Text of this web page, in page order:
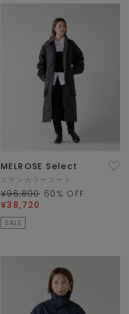
MELROSE Select
ステンカラーコート
¥96,800 60 % OFF
¥38,720
SALE